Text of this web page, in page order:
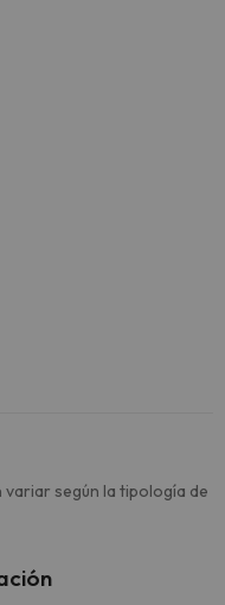
según la tipología de